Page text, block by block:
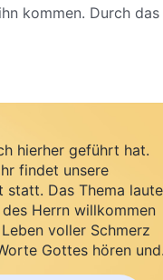
kommen. Durch
bitter nötig hat.
Gericht und
hierher geführt hat.
findet unsere
statt. Das Thema
Herrn willkommen
voller Schmerz
Gottes hören und